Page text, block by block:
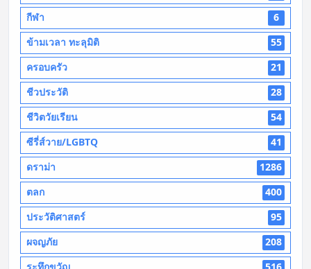
กีฬา
6
ข้ามเวลา ทะลุมิติ
55
ครอบครัว
21
ชีวประวัติ
28
ชีวิตวัยเรียน
54
ซีรี่ส์วาย/LGBTQ
41
ดราม่า
1286
ตลก
400
ประวัติศาสตร์
95
ผจญภัย
208